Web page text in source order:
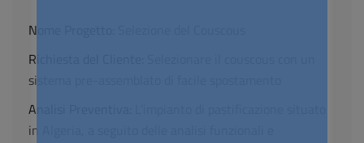
Nome Progetto:
Richiesta del Cliente:
sistema pre-assemblato di facile spostamento
Analisi Preventiva:
in Algeria, a seguito delle analisi funzionali e